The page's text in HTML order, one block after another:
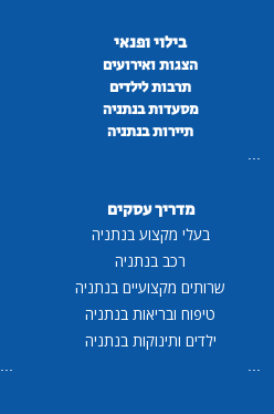
בילוי ופנאי
הצגות ואירועים
תרבות לילדים
מסעדות בנתניה
תיירות בנתניה
מדריך עסקים
בעלי מקצוע בנתניה
רכב בנתניה
שרותים מקצועיים בנתניה
טיפוח ובריאות בנתניה
ילדים ותינוקות בנתניה